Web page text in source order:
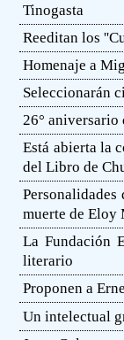
Tinogasta
Reeditan los
Homenaje a
Seleccionarán
26° aniversario
Está abierta la
del Libro de
muerte de Eloy
La Fundación
literario
Proponen a
Un intelectual